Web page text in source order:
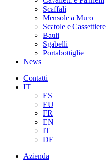
Scaffali
Mensole a Muro
Scatole e Cassettiere
Bauli
Sgabelli
Portabottiglie
News
Contatti
IT
ES
EU
FR
EN
IT
DE
Azienda